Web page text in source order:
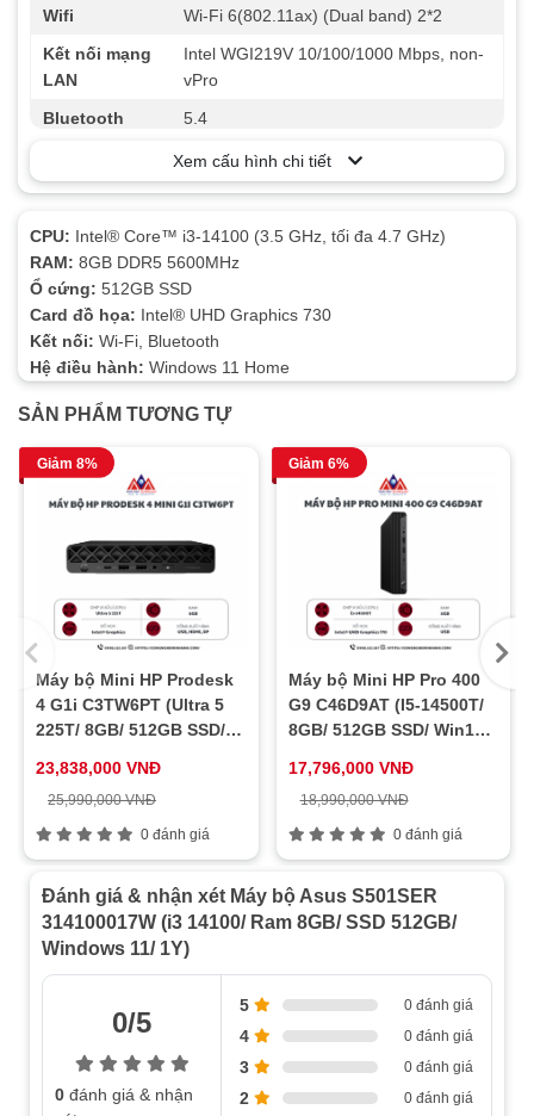
Wifi
Wi-Fi 6(802.11ax) (Dual band) 2*2
Kết nối mạng
LAN
Intel WGI219V 10/100/1000 Mbps, non-
vPro
Bluetooth
5.4
Small form factor
Cổng xuất
Cổng kết nối
Trước: 1 x Headphone, 1 x 3.5 mm
combo audio jack (Mic in or Headphone
out), 2 x USB 2.0 Type-A, 2 x USB 3.2
Gen 2 Type-A Sau: 1 x RJ45, 1 x HDMI
1.4, 1 x VGA Port, 1 x 7.1 channel audio
(microphone, line-out, Line-in), 2 x USB
2.0 Type-A, 2 x USB 3.2 Gen 1 Type-A
OS
Windows 11 Home
Phụ kiện kèm
Full box
Kích thước
09.30cm x 29.60cm x 30.90cm (WxDxH)
Khối lượng
06.00 kg
Xem cấu hình chi tiết
CPU: Intel® Core™ i3-14100 (3.5 GHz, tối đa 4.7 GHz)
RAM: 8GB DDR5 5600MHz
Ổ cứng: 512GB SSD
Card đồ họa: Intel® UHD Graphics 730
Kết nối: Wi-Fi, Bluetooth
Hệ điều hành: Windows 11 Home
SẢN PHẨM TƯƠNG TỰ
Giảm 8%
Máy bộ Mini HP Prodesk
4 G1i C3TW6PT (Ultra 5
225T/ 8GB/ 512GB SSD/
23,838,000 VNĐ
25,990,000 VNĐ
0 đánh giá
Giảm 6%
Máy bộ Mini HP Pro 400
G9 C46D9AT (I5-14500T/
8GB/ 512GB SSD/ Win11/
17,796,000 VNĐ
18,990,000 VNĐ
0 đánh giá
Đánh giá & nhận xét Máy bộ Asus S501SER
314100017W (i3 14100/ Ram 8GB/ SSD 512GB/
Windows 11/ 1Y)
0/5
0 đánh giá & nhận
5 0 đánh giá
4 0 đánh giá
3 0 đánh giá
2 0 đánh giá